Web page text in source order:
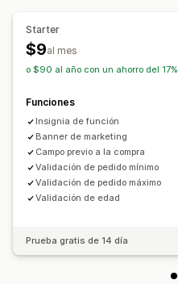
Starter
$9al mes
o $90 al año con un ahorro del 17%
Funciones
Insignia de función
Banner de marketing
Campo previo a la compra
Validación de pedido mínimo
Validación de pedido máximo
Validación de edad
Prueba gratis de 14 día